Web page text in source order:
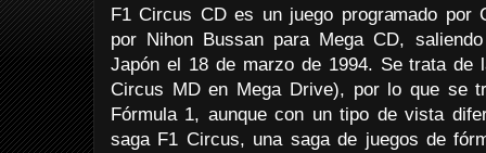
F1 Circus CD es un juego programado por
por Nihon Bussan para Mega CD,
Japón el 18 de marzo de 1994. Se trata de
Circus MD en Mega Drive), por lo que se
Fórmula 1, aunque con un tipo de vista
saga F1 Circus, una saga de juegos de